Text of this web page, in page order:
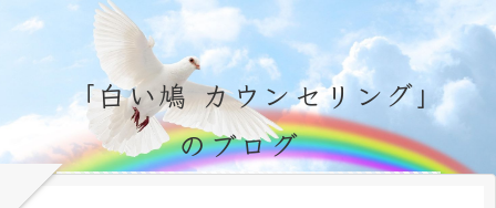
「白い鳩 カウンセリング」
のブログ